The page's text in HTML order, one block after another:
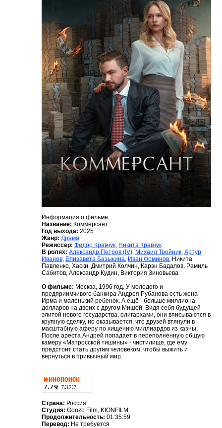
Информация о фильме
Название: Коммерсант
Год выхода: 2025
Жанр: Драма
Режиссер: Фёдор Кравчук Никита Кравчук
В ролях: Александр Петров (IV) Михаил Тройник Артур
Иванов Елизавета Базыкина Иван Фоминов , Никита
Павленко, Хаски, Дмитрий Колчин, Карэн Бадалов, Рамиль
Сабитов, Александр Кудин, Виктория Зиновьева
О фильме: Москва, 1996 год. У молодого и
предприимчивого банкира Андрея Рубанова есть жена
Ирма и маленький ребенок. А ещё - больше миллиона
долларов на двоих с другом Мишей. Видя себя будущей
элитой нового государства, олигархами, они вписываются в
крупную сделку, но оказывается, что друзей втянули в
масштабную аферу по хищению миллиардов из казны.
После ареста Андрей попадает в переполненную общую
камеру «Матросской тишины» - чистилище, где ему
предстоит стать другим человеком, чтобы выжить и
вернуться в привычный мир.
Страна: Россия
Студия: Gonzo Film, KIONFILM
Продолжительность: 01:35:59
Перевод: Не требуется